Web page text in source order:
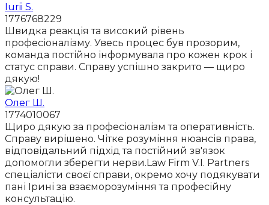
Iurii S.
1776768229
Швидка реакція та високий рівень
професіоналізму. Увесь процес був прозорим,
команда постійно інформувала про кожен крок і
статус справи. Справу успішно закрито — щиро
дякую!
Олег Ш.
1774010067
Щиро дякую за професіоналізм та оперативність.
Справу вирішено. Чітке розуміння нюансів права,
відповідальний підхід та постійний зв'язок
допомогли зберегти нерви.Law Firm V.I. Partners
спеціалісти своєї справи, окремо хочу подякувати
пані Ірині за взаєморозуміння та професійну
консультацію.